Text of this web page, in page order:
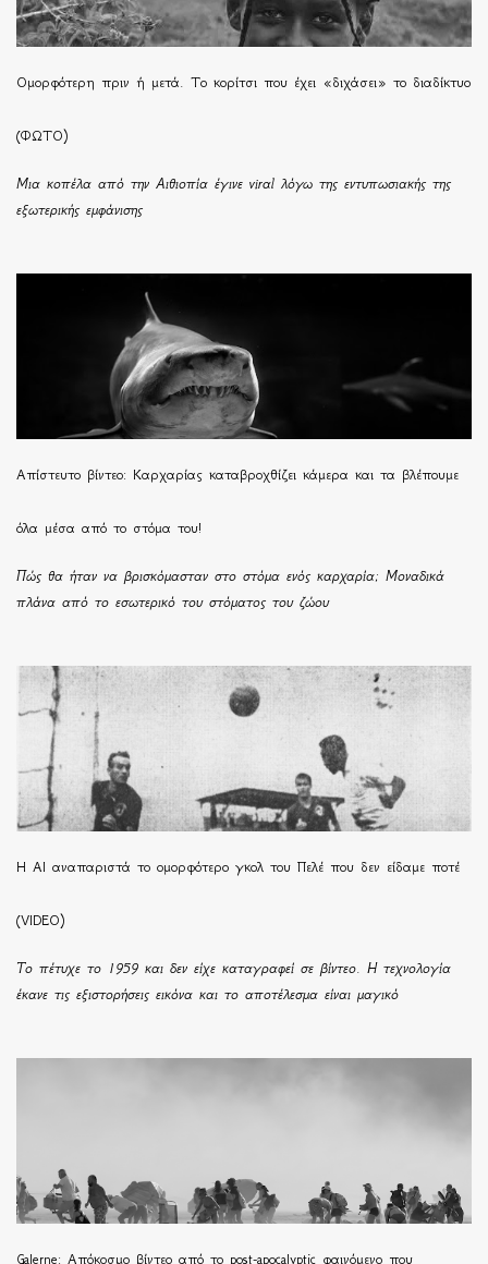
Ομορφότερη πριν ή μετά. Το κορίτσι που έχει «διχάσει» το διαδίκτυο
(ΦΩΤΟ)
Μια κοπέλα από την Αιθιοπία έγινε viral λόγω της εντυπωσιακής της
εξωτερικής εμφάνισης
Απίστευτο βίντεο: Καρχαρίας καταβροχθίζει κάμερα και τα βλέπουμε
όλα μέσα από το στόμα του!
Πώς θα ήταν να βρισκόμασταν στο στόμα ενός καρχαρία; Μοναδικά
πλάνα από το εσωτερικό του στόματος του ζώου
Η ΑΙ αναπαριστά το ομορφότερο γκολ του Πελέ που δεν είδαμε ποτέ
(VIDEO)
Το πέτυχε το 1959 και δεν είχε καταγραφεί σε βίντεο. Η τεχνολογία
έκανε τις εξιστορήσεις εικόνα και το αποτέλεσμα είναι μαγικό
Galerne: Απόκοσμο βίντεο από το post-apocalyptic φαινόμενο που